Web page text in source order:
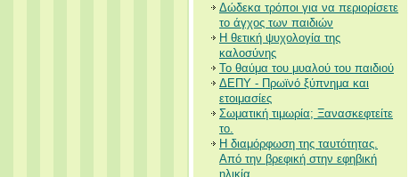
Δώδεκα τρόποι για να περιορίσετε
το άγχος των παιδιών
Η θετική ψυχολογία της
καλοσύνης
Το θαύμα του μυαλού του παιδιού
ΔΕΠΥ - Πρωϊνό ξύπνημα και
ετοιμασίες
Σωματική τιμωρία; Ξανασκεφτείτε
το.
Η διαμόρφωση της ταυτότητας.
Από την βρεφική στην εφηβική
ηλικία.